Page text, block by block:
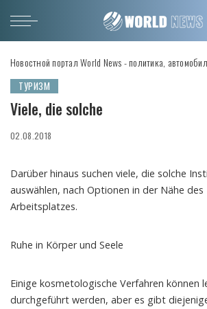
Новостной портал World News - политика,
ТУРИЗМ
Viele, die solche
02.08.2018
Darüber hinaus suchen viele, die solche
auswählen, nach Optionen in der Nähe
Arbeitsplatzes.
Ruhe in Körper und Seele
Einige kosmetologische Verfahren können
durchgeführt werden, aber es gibt